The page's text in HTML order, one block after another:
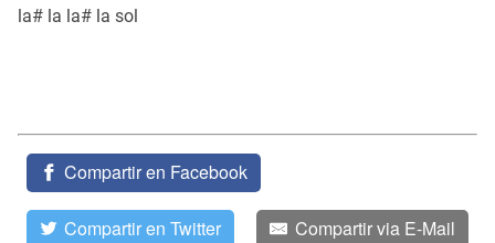
la# la la# la sol
Compartir en Facebook
Compartir en Twitter Compartir via E-Mail